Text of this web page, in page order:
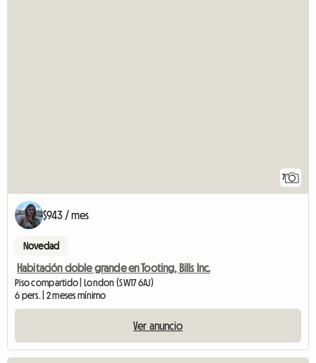
7
$943 / mes
Novedad
Habitación doble grande en Tooting, Bills Inc.
Piso compartido | London (SW17 6AJ)
6 pers. | 2 meses mínimo
Ver anuncio